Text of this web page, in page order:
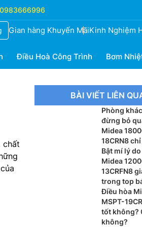
Gian hàng Khuyến MãiKinh Nghiệm
Điều Hoà Công Trình Bơm
chất
BÀI VIẾT LIÊN
Phòng
đừng bỏ
Midea
18CRN8
Bật mí lý
Midea
13CRFN8
trong top
Điều hòa
MSPT-
tốt không?
không?